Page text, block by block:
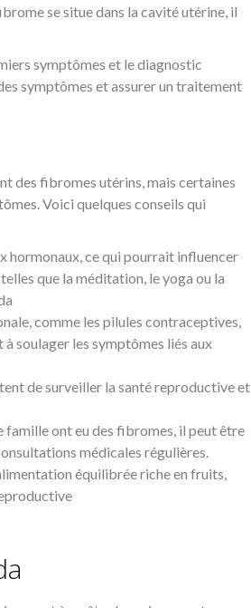
se situe dans la cavité utérine, il
symptômes et le diagnostic
symptômes et assurer un traitement
des fibromes utérins, mais certaines
Voici quelques conseils qui
hormonaux, ce qui pourrait influencer
que la méditation, le yoga ou la
comme les pilules contraceptives,
soulager les symptômes liés aux
de surveiller la santé reproductive et
famille ont eu des fibromes, il peut être
médicales régulières.
équilibrée riche en fruits,